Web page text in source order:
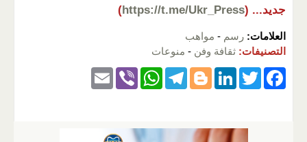
جديد... (
https://t.me/Ukr_Press
)
العلامات: رسم - مواهب
التصنيفات: ثقافة وفن - منوعات
F
T
Li
Bl
T
W
Vi